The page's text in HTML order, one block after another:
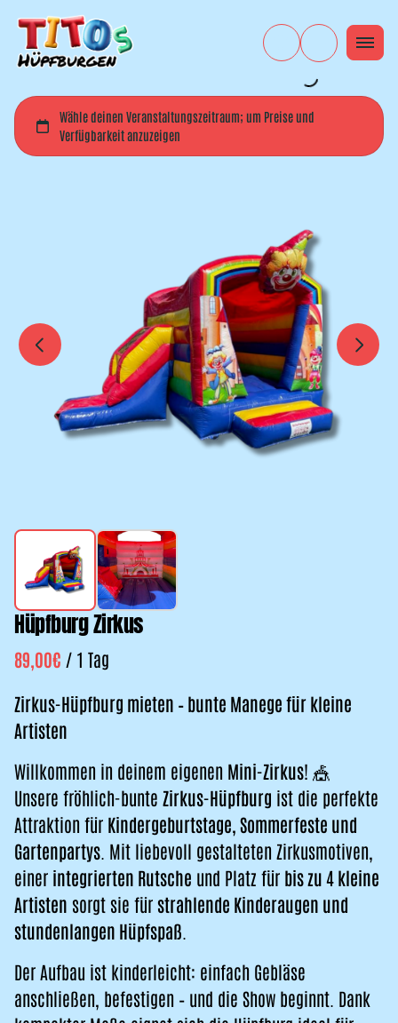
Hüpfburg Zirkus
/
Zirkus-Hüpfburg mieten – bunte Manege für kleine
Artisten
Willkommen in deinem eigenen Mini-Zirkus! 🎪
Unsere fröhlich-bunte Zirkus-Hüpfburg ist die perfekte
Attraktion für Kindergeburtstage, Sommerfeste und
Gartenpartys . Mit liebevoll gestalteten Zirkusmotiven,
einer integrierten Rutsche und Platz für bis zu 4 kleine
Artisten sorgt sie fürstrahlende Kinderaugen und
stundenlangen Hüpfspaß
Der Aufbau ist kinderleicht: einfach Gebläse
anschließen, befestigen – und die Show beginnt. Dank